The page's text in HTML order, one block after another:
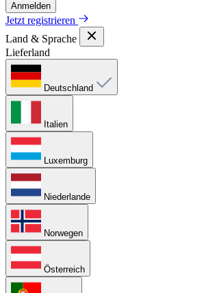
Anmelden
Jetzt registrieren
Land & Sprache
Lieferland
Deutschland
Italien
Luxemburg
Niederlande
Norwegen
Österreich